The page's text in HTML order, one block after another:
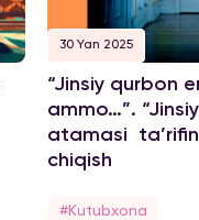
30 Yan 2025
“Jinsiy qurbon
ammo…”.
atamasi
chiqish
#Kutubxona